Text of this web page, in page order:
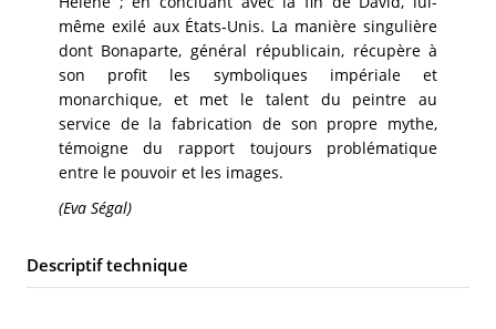
même exilé aux États-Unis. La manière singulière
dont Bonaparte, général républicain, récupère à
son profit les symboliques impériale et
monarchique, et met le talent du peintre au
service de la fabrication de son propre mythe,
témoigne du rapport toujours problématique
entre le pouvoir et les images.
(Eva Ségal)
Descriptif technique